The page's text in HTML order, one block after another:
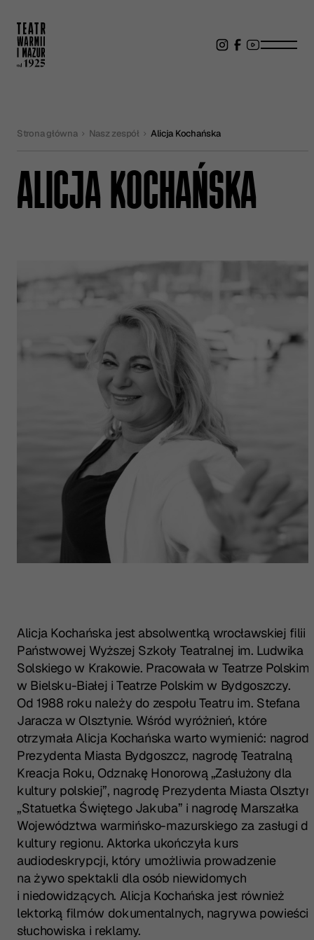
Strona główna Nasz zespół Alicja Kochańska
ALICJA KOCHAŃSKA
ALICJA KOCHAŃSKA -
Alicja Kochańska jest absolwentką wrocławskiej filii
Państwowej Wyższej Szkoły Teatralnej im. Ludwika
Solskiego w Krakowie. Pracowała w Teatrze Polskim
w Bielsku-Białej i Teatrze Polskim w Bydgoszczy.
Od 1988 roku należy do zespołu Teatru im. Stefana
Jaracza w Olsztynie. Wśród wyróżnień, które
otrzymała Alicja Kochańska warto wymienić:
Prezydenta Miasta Bydgoszcz, nagrodę Teatralną
Kreacja Roku, Odznakę Honorową „Zasłużony dla
kultury polskiej”, nagrodę Prezydenta Miasta Olsztyn
„Statuetka Świętego Jakuba” i nagrodę Marszałka
Województwa warmińsko-mazurskiego za zasługi
kultury regionu. Aktorka ukończyła kurs
audiodeskrypcji, który umożliwia prowadzenie
na żywo spektakli dla osób niewidomych
i niedowidzących. Alicja Kochańska jest również
lektorką filmów dokumentalnych, nagrywa powieści
słuchowiska i reklamy.